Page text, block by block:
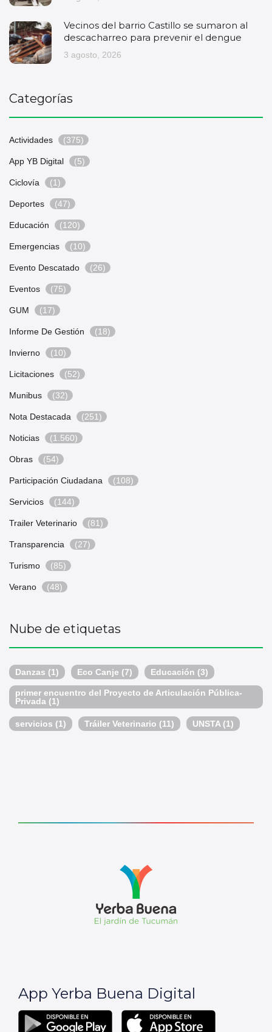
Vecinos del barrio Castillo se sumaron al
descacharreo para prevenir el dengue
3 agosto, 2026
Categorías
Actividades (375)
App YB Digital (5)
Ciclovía (1)
Deportes (47)
Educación (120)
Emergencias (10)
Evento Descatado (26)
Eventos (75)
GUM (17)
Informe De Gestión (18)
Invierno (10)
Licitaciones (52)
Munibus (32)
Nota Destacada (251)
Noticias (1.560)
Obras (54)
Participación Ciudadana (108)
Servicios (144)
Trailer Veterinario (81)
Transparencia (27)
Turismo (85)
Verano (48)
Nube de etiquetas
Danzas (1) Eco Canje (7) Educación (3)
primer encuentro del Proyecto de Articulación Pública-
Privada (1)
servicios (1) Tráiler Veterinario (11) UNSTA (1)
App Yerba Buena Digital